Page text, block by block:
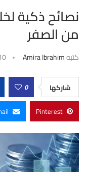
نصائح ذكية
من الصفر
كتبهAmira Ibrahim
10
شاركها 0
Pinterest